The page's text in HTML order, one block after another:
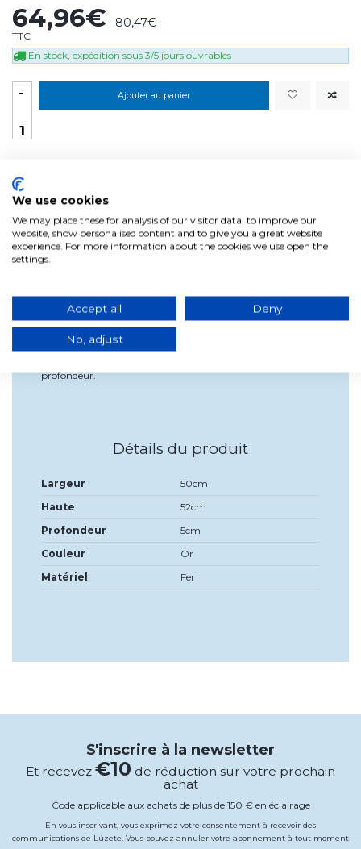
64,96€ 80,47€
TTC
En stock, expédition sous 3/5 jours ouvrables
- Ajouter au panier
MIROIR FER DORÉ MAT IZAN
puissiez donner une touche de style glamour aux pièces de
votre maison.
Le cadre de ce miroir est en fer avec une finition or mat.
profondeur.
Détails du produit
Largeur
50cm
Haute
52cm
Profondeur
5cm
Couleur
Or
Matériel
Fer
S'inscrire à la newsletter
Et recevez €10 de réduction sur votre prochain
achat
Code applicable aux achats de plus de 150 € en éclairage
En vous inscrivant, vous exprimez votre consentement à recevoir des
communications de Lúzete. Vous pouvez annuler votre abonnement à tout moment
We use cookies
We may place these for analysis of our visitor data, to improve our
website, show personalised content and to give you a great website
experience. For more information about the cookies we use open the
settings.
Accept all Deny
No, adjust